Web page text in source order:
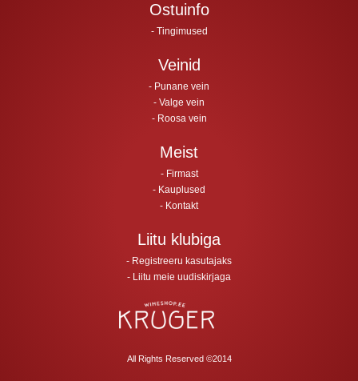
Ostuinfo
Tingimused
Veinid
Punane vein
Valge vein
Roosa vein
Meist
Firmast
Kauplused
Kontakt
Liitu klubiga
Registreeru kasutajaks
Liitu meie uudiskirjaga
All Rights Reserved ©2014